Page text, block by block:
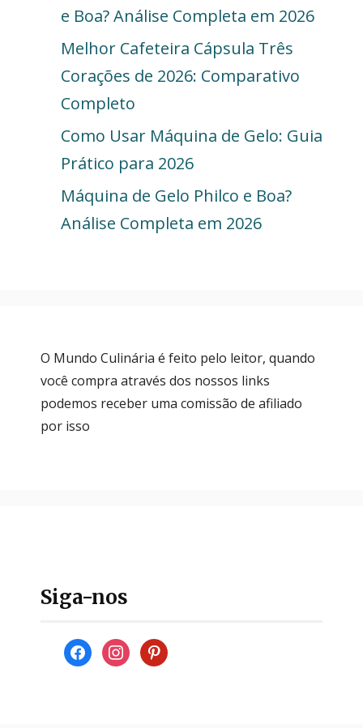
e Boa? Análise Completa em 2026
Melhor Cafeteira Cápsula Três
Corações de 2026: Comparativo
Completo
Como Usar Máquina de Gelo: Guia
Prático para 2026
Máquina de Gelo Philco e Boa?
Análise Completa em 2026
O Mundo Culinária é feito pelo leitor, quando
você compra através dos nossos links
podemos receber uma comissão de afiliado
por isso
Siga-nos
facebookinstagrampinterest